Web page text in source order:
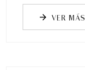
arrow_forward VER MÁS